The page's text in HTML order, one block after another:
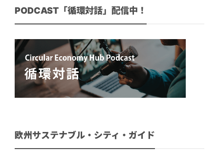
PODCAST「循環対話」配信中！
欧州サステナブル・シティ・ガイド